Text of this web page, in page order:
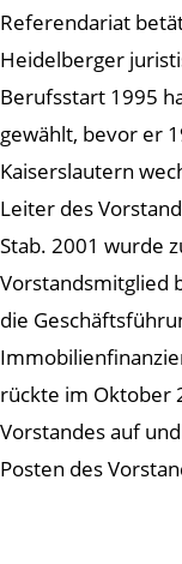
Referendariat
Heidelberger
Berufsstart 1995
gewählt, bevor er
Kaiserslautern
Leiter des
Stab. 2001 wurde
Vorstandsmitglied
die
rückte im Oktober
Vorstandes auf
Posten des